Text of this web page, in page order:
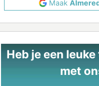
Maak
Heb je een
met